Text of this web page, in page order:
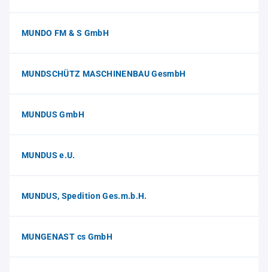
MUNDO FM & S GmbH
MUNDSCHÜTZ MASCHINENBAU GesmbH
MUNDUS GmbH
MUNDUS e.U.
MUNDUS, Spedition Ges.m.b.H.
MUNGENAST cs GmbH